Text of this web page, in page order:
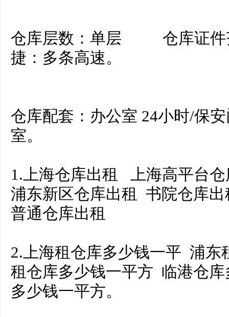
仓库层数：单层 仓库证件
捷：多条高速。
仓库配套：办公室 24小时/保
室。
1.上海仓库出租 上海高平台
浦东新区仓库出租 书院仓库
普通仓库出租
2.上海租仓库多少钱一平 浦
租仓库多少钱一平方 临港仓
多少钱一平方。